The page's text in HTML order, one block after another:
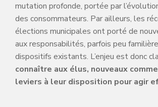
mutation profonde, portée par
des consommateurs. Par ailleurs, les
élections municipales ont porté de
aux responsabilités, parfois peu
dispositifs existants. L’enjeu est donc
connaître aux élus, nouveaux
leviers à leur disposition pour agir